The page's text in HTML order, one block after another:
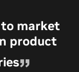
market
product